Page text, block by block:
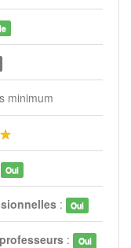
minimum
Oui
: Oui
: Oui